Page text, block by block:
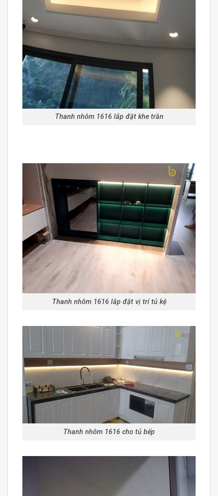
Thanh nhôm 1616 lắp đặt khe trần
Thanh nhôm 1616 lắp đặt vị trí tủ kệ
Thanh nhôm 1616 cho tủ bếp